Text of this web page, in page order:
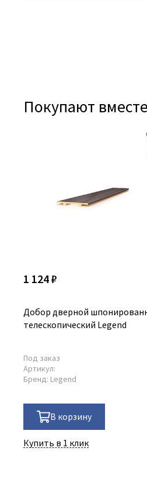
Покупают вместе
1 124 ₽
Добор дверной
телескопический Legend
Под заказ
Артикул:
Бренд: Legend
В корзину
Купить в 1 клик